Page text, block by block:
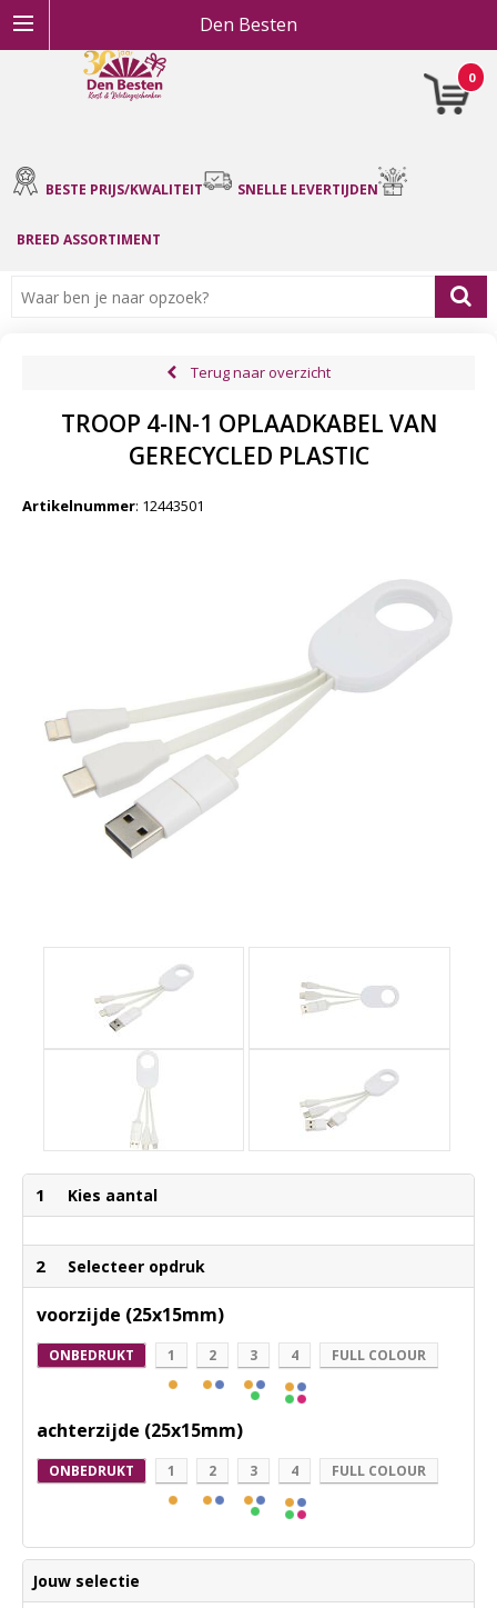
Den Besten
0
BESTE PRIJS/KWALITEIT SNELLE LEVERTIJDEN
BREED ASSORTIMENT
Terug naar overzicht
TROOP 4-IN-1 OPLAADKABEL VAN
GERECYCLED PLASTIC
Artikelnummer: 12443501
1 Kies aantal
2 Selecteer opdruk
voorzijde (25x15mm)
ONBEDRUKT 1 2 3 4 FULL COLOUR
achterzijde (25x15mm)
ONBEDRUKT 1 2 3 4 FULL COLOUR
Jouw selectie